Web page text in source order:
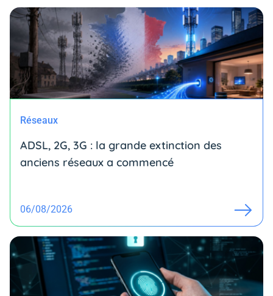
Réseaux
ADSL, 2G, 3G : la grande extinction des
anciens réseaux a commencé
06/08/2026